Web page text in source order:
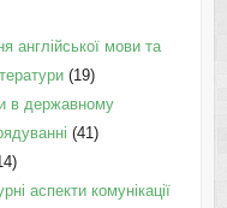
англійської мови та
(19)
в державному
(41)
аспекти комунікації